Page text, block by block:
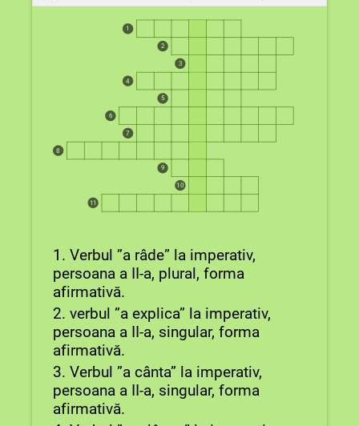
1
2
3
4
5
6
7
8
9
10
11
1. Verbul ”a râde” la imperativ,
persoana a II-a, plural, forma
afirmativă.
2. verbul ”a explica” la imperativ,
persoana a II-a, singular, forma
afirmativă.
3. Verbul ”a cânta” la imperativ,
persoana a II-a, singular, forma
afirmativă.